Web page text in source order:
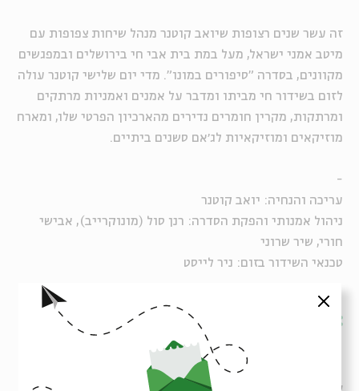
זה עשר שנים רצופות שיואב קוטנר מנהל שיחות צפופות עם
מיטב אמני ישראל, מעל במת בית אבי חי בירושלים ובמפגשים
מקוונים, בסדרה "סיפורים במונו". מדי יום שלישי קוטנר עולה
לזום בשידור חי מביתו ומדבר על אמנים ואמניות מרתקים
ומרתקות, מקרין חומרים נדירים מהארכיון הפרטי שלו, ומארח
מוזיקאים ומוזיקאיות לג׳אם סשנים ביתיים.
-
עריכה והנחיה: יואב קוטנר
ניהול אמנותי והפקת הסדרה: רנן סול (מונוקרייב), אבישי
חורי, שיר שרוני
טכנאי השידור בזום: ניר לייסט
הרשמה לאירועים דומים
סגור